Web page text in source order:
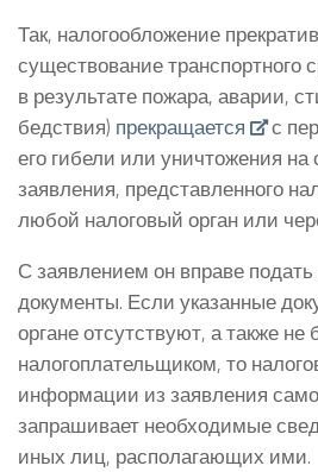
Так, налогообложение
существование транспортного
в результате пожара, аварии,
бедствия) прекращается
с
его гибели или уничтожения на
заявления, представленного
любой налоговый орган или
С заявлением он вправе
документы. Если указанные
органе отсутствуют, а также
налогоплательщиком, то
информации из заявления
запрашивает необходимые
иных лиц, располагающих ими.